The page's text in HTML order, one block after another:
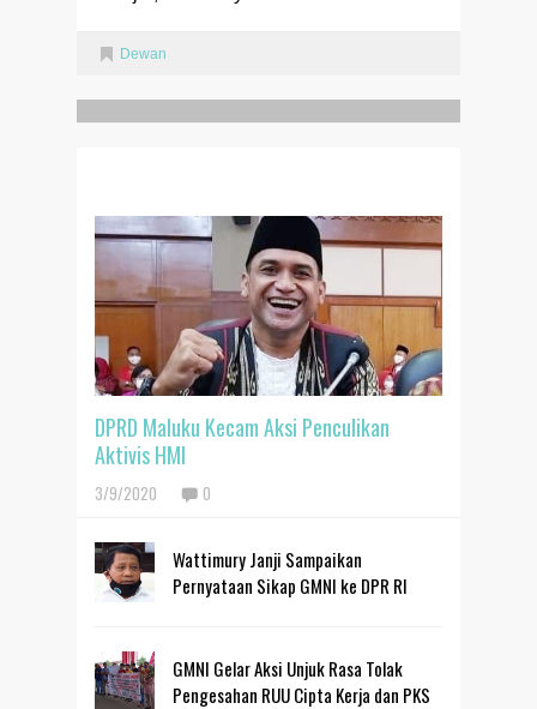
Dewan
DPRD Maluku Kecam Aksi Penculikan
Aktivis HMI
3/9/2020 0
Wattimury Janji Sampaikan
Pernyataan Sikap GMNI ke DPR RI
GMNI Gelar Aksi Unjuk Rasa Tolak
Pengesahan RUU Cipta Kerja dan PKS